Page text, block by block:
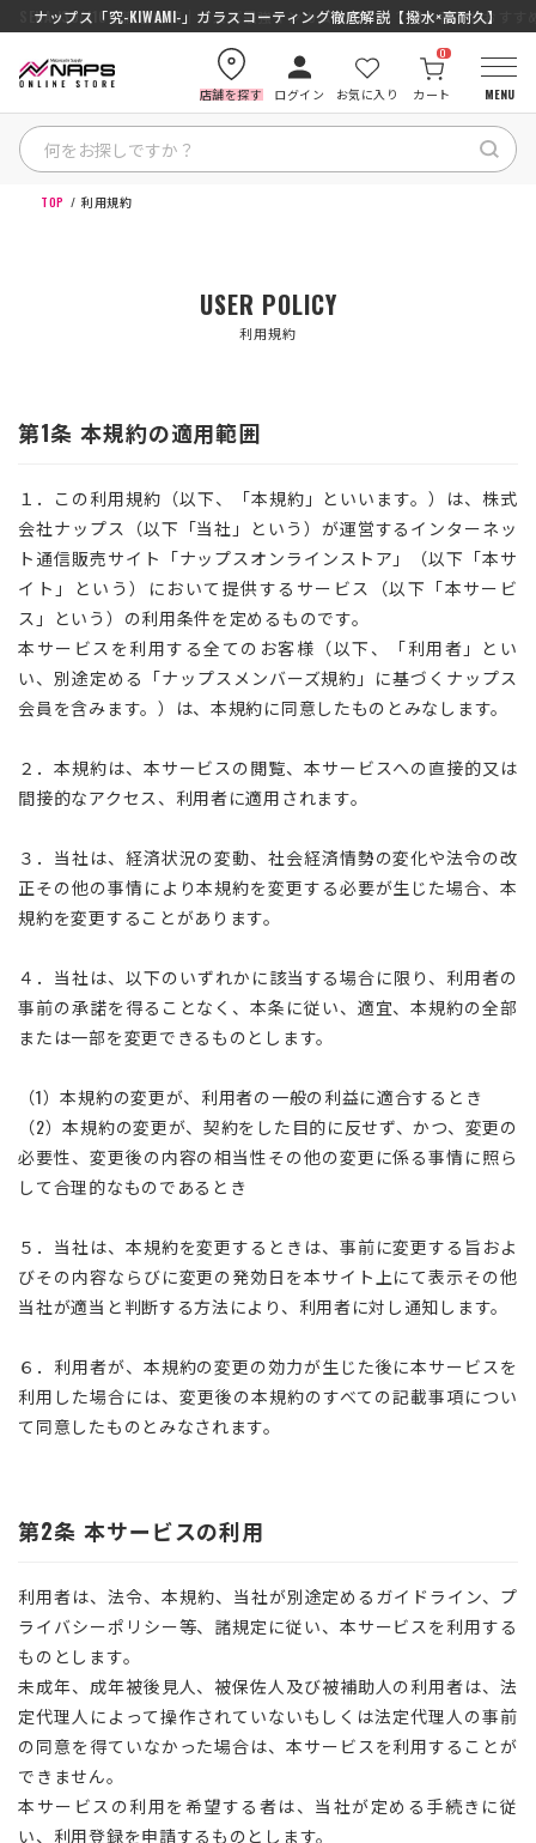
ナップス「究-KIWAMI-」ガラスコーティング徹底解説【撥水×高耐久】
SENA J30/J10を徹底比較｜コスパ最強インカムはどっち？初心者にもおすす
店舗を探す ログイン お気に入り カート
0
MENU
店舗を探す
コーポレートサイト
採用情報
特定商取引法に基づく表記
古物営業法に基づく表示/保険勧誘
プライバシーポリシー
返金ポリシー
カスタマーハラスメントに対する方
針
TOP 利用規約
USER POLICY
利用規約
第1条 本規約の適用範囲
１．この利用規約（以下、「本規約」といいます。）は、株式
会社ナップス（以下「当社」という）が運営するインターネッ
ト通信販売サイト「ナップスオンラインストア」（以下「本サ
イト」という）において提供するサービス（以下「本サービ
ス」という）の利用条件を定めるものです。
本サービスを利用する全てのお客様（以下、「利用者」とい
い、別途定める「ナップスメンバーズ規約」に基づくナップス
会員を含みます。）は、本規約に同意したものとみなします。
２．本規約は、本サービスの閲覧、本サービスへの直接的又は
間接的なアクセス、利用者に適用されます。
３．当社は、経済状況の変動、社会経済情勢の変化や法令の改
正その他の事情により本規約を変更する必要が生じた場合、本
規約を変更することがあります。
４．当社は、以下のいずれかに該当する場合に限り、利用者の
事前の承諾を得ることなく、本条に従い、適宜、本規約の全部
または一部を変更できるものとします。
（1）本規約の変更が、利用者の一般の利益に適合するとき
（2）本規約の変更が、契約をした目的に反せず、かつ、変更の
必要性、変更後の内容の相当性その他の変更に係る事情に照ら
して合理的なものであるとき
５．当社は、本規約を変更するときは、事前に変更する旨およ
びその内容ならびに変更の発効日を本サイト上にて表示その他
当社が適当と判断する方法により、利用者に対し通知します。
６．利用者が、本規約の変更の効力が生じた後に本サービスを
利用した場合には、変更後の本規約のすべての記載事項につい
て同意したものとみなされます。
第2条 本サービスの利用
利用者は、法令、本規約、当社が別途定めるガイドライン、プ
ライバシーポリシー等、諸規定に従い、本サービスを利用する
ものとします。
未成年、成年被後見人、被保佐人及び被補助人の利用者は、法
定代理人によって操作されていないもしくは法定代理人の事前
の同意を得ていなかった場合は、本サービスを利用することが
できません。
本サービスの利用を希望する者は、当社が定める手続きに従
い、利用登録を申請するものとします。